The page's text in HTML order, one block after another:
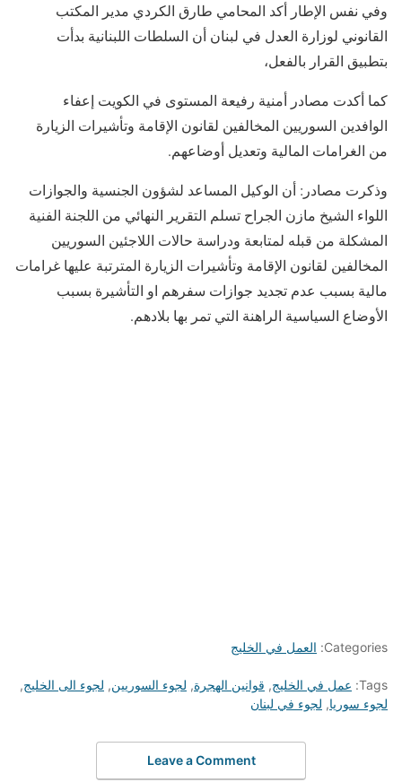
وفي نفس الإطار أكد المحامي طارق الكردي مدير المكتب
القانوني لوزارة العدل في لبنان أن السلطات اللبنانية بدأت
بتطبيق القرار بالفعل،
كما أكدت مصادر أمنية رفيعة المستوى في الكويت إعفاء
الوافدين السوريين المخالفين لقانون الإقامة وتأشيرات الزيارة
من الغرامات المالية وتعديل أوضاعهم.
وذكرت مصادر: أن الوكيل المساعد لشؤون الجنسية والجوازات
اللواء الشيخ مازن الجراح تسلم التقرير النهائي من اللجنة الفنية
المشكلة من قبله لمتابعة ودراسة حالات اللاجئين السوريين
المخالفين لقانون الإقامة وتأشيرات الزيارة المترتبة عليها غرامات
مالية بسبب عدم تجديد جوازات سفرهم او التأشيرة بسبب
الأوضاع السياسية الراهنة التي تمر بها بلادهم.
Categories: العمل في الخليج
Tags: عمل في الخليج, قوانين الهجرة, لجوء السوريين, لجوء الى الخليج,
لجوء سوريا, لجوء في لبنان
Leave a Comment